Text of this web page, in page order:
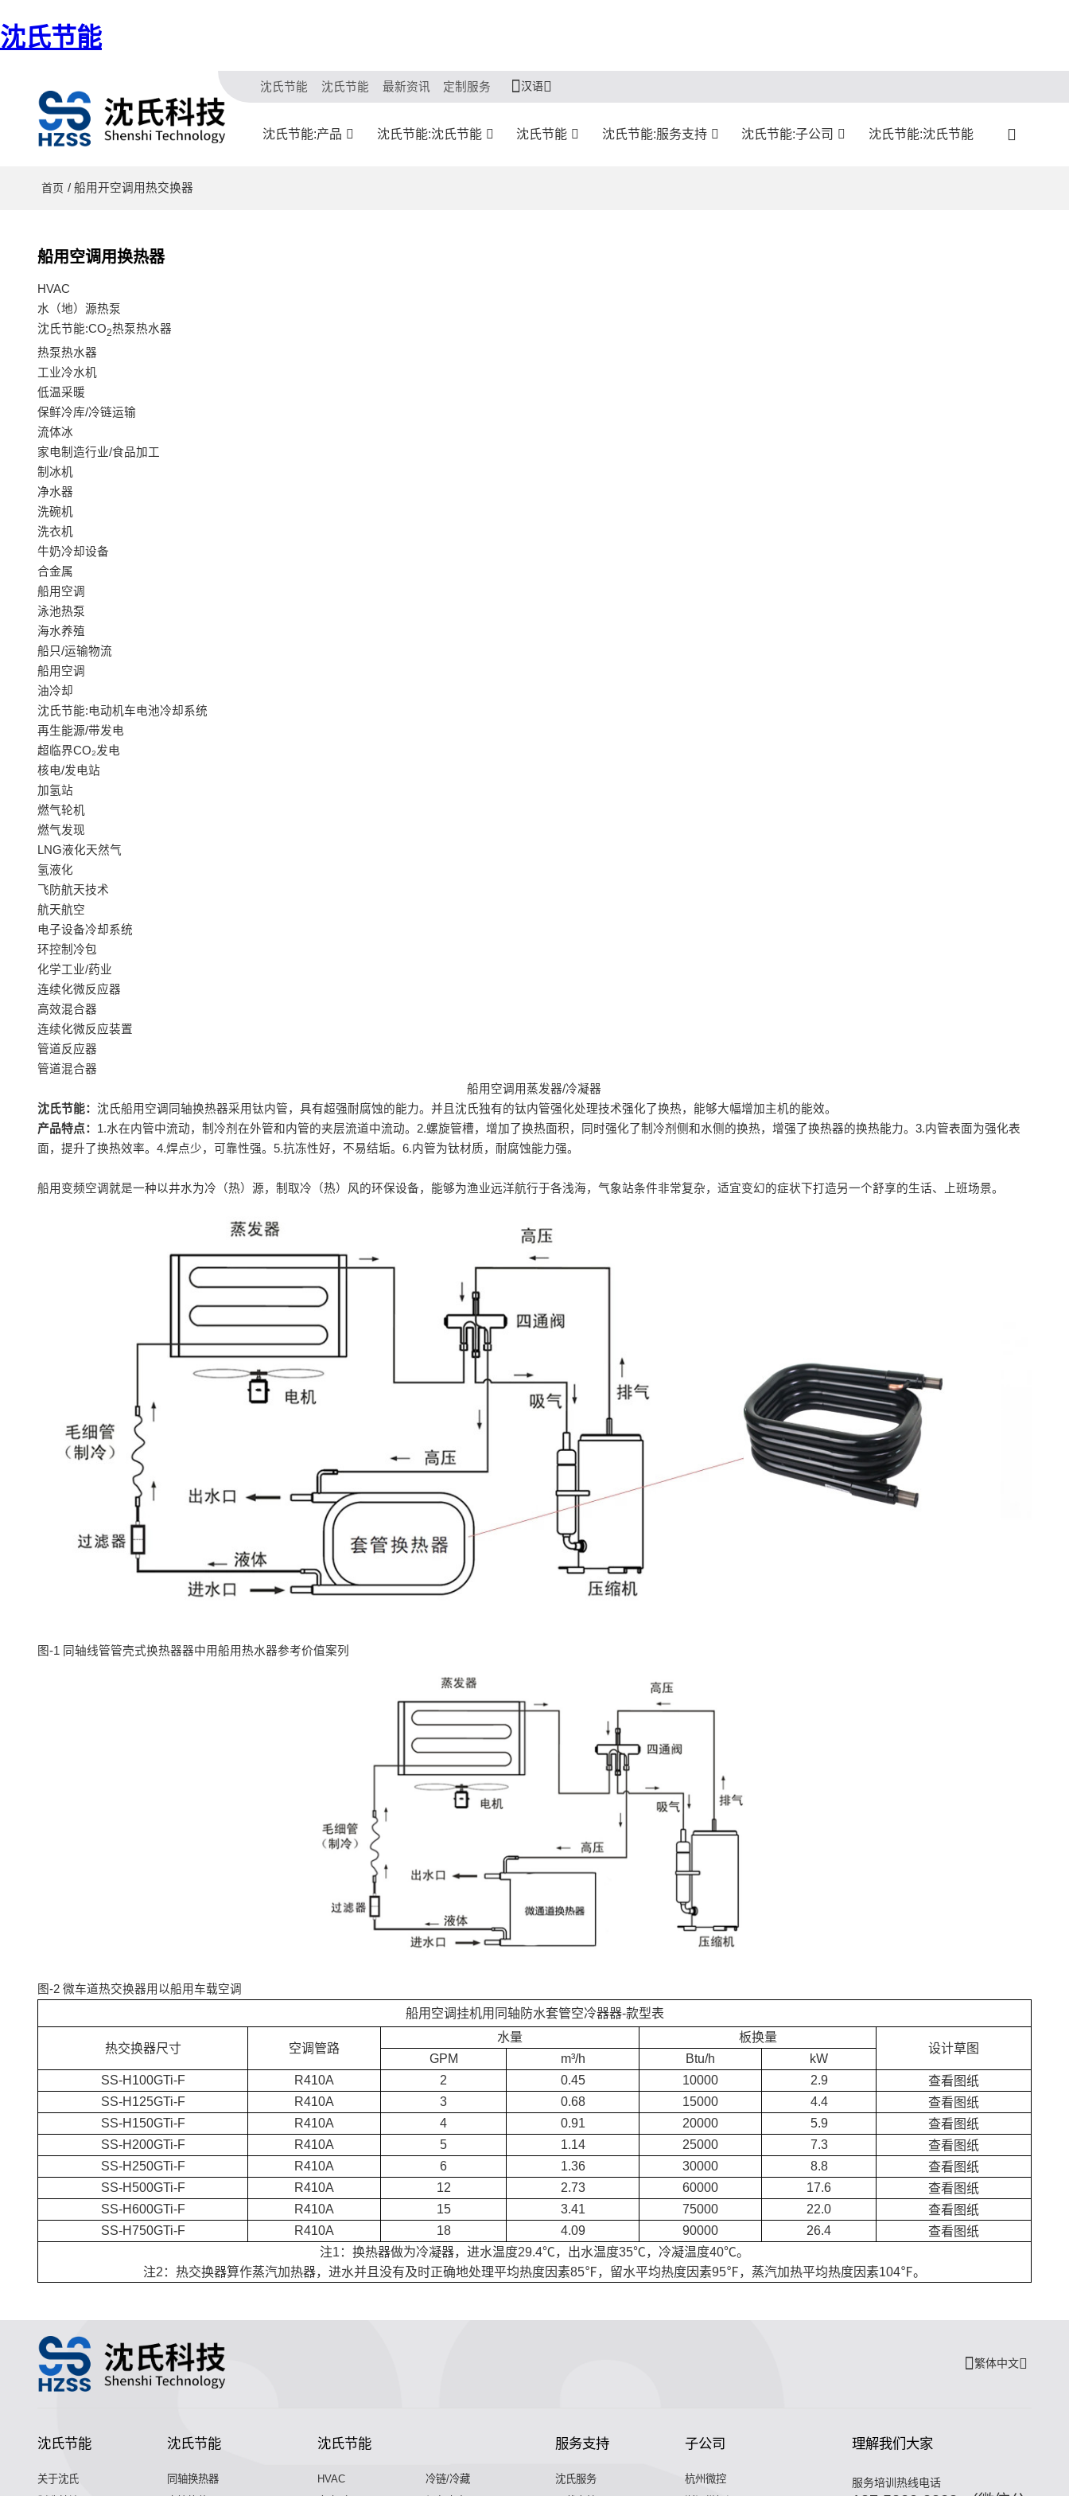
沈氏节能
沈氏节能 沈氏节能 最新资讯 定制服务 汉语
沈氏节能:产品 沈氏节能:沈氏节能 沈氏节能 沈氏节能:服务支持 沈氏节能:子公司 沈氏节能:沈氏节能
首页 / 船用开空调用热交换器
船用空调用换热器
HVAC
水（地）源热泵
沈氏节能:CO2热泵热水器
热泵热水器
工业冷水机
低温采暖
保鲜冷库/冷链运输
流体冰
家电制造行业/食品加工
制冰机
净水器
洗碗机
洗衣机
牛奶冷却设备
合金属
船用空调
泳池热泵
海水养殖
船只/运输物流
船用空调
油冷却
沈氏节能:电动机车电池冷却系统
再生能源/带发电
超临界CO₂发电
核电/发电站
加氢站
燃气轮机
燃气发现
LNG液化天然气
氢液化
飞防航天技术
航天航空
电子设备冷却系统
环控制冷包
化学工业/药业
连续化微反应器
高效混合器
连续化微反应装置
管道反应器
管道混合器
船用空调用蒸发器/冷凝器
沈氏节能： 沈氏船用空调同轴换热器采用钛内管，具有超强耐腐蚀的能力。并且沈氏独有的钛内管强化处理技术强化了换热，能够大幅增加主机的能效。
产品特点： 1.水在内管中流动，制冷剂在外管和内管的夹层流道中流动。2.螺旋管槽，增加了换热面积，同时强化了制冷剂侧和水侧的换热，增强了换热器的换热能力。3.内管表面为强化表
面，提升了换热效率。4.焊点少，可靠性强。5.抗冻性好，不易结垢。6.内管为钛材质，耐腐蚀能力强。
船用变频空调就是一种以井水为冷（热）源，制取冷（热）风的环保设备，能够为渔业远洋航行于各浅海，气象站条件非常复杂，适宜变幻的症状下打造另一个舒享的生话、上班场景。
图-1 同轴线管管壳式换热器器中用船用热水器参考价值案列
图-2 微车道热交换器用以船用车载空调
船用空调挂机用同轴防水套管空冷器器-款型表
热交换器尺寸 空调管路
水量
板换量
设计草图
GPM m³/h Btu/h
kW
SS-H100GTi-F
R410A 2 0.45 10000 2.9
查看图纸
SS-H125GTi-F
R410A 3 0.68 15000 4.4
查看图纸
SS-H150GTi-F
R410A 4 0.91 20000 5.9
查看图纸
SS-H200GTi-F
R410A 5 1.14 25000 7.3
查看图纸
SS-H250GTi-F
R410A 6 1.36 30000 8.8
查看图纸
SS-H500GTi-F
R410A 12 2.73 60000 17.6
查看图纸
SS-H600GTi-F
R410A 15 3.41 75000 22.0
查看图纸
SS-H750GTi-F
R410A 18 4.09 90000 26.4
查看图纸
注1：换热器做为冷凝器，进水温度29.4℃，出水温度35℃，冷凝温度40℃。
注2：热交换器算作蒸汽加热器，进水并且没有及时正确地处理平均热度因素85℉，留水平均热度因素95℉，蒸汽加热平均热度因素104℉。
繁体中文
沈氏节能
关于沈氏
沈氏节能
同轴换热器
沈氏节能
HVAC
冷链/冷藏
服务支持
沈氏服务
子公司
杭州微控
理解我们大家
服务培训热线电话